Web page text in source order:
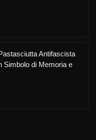
Antifascista
Simbolo di Memoria e